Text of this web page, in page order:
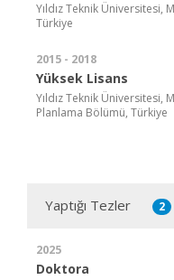
Yıldız Teknik Üniversitesi,
Türkiye
2015 - 2018
Yüksek Lisans
Yıldız Teknik Üniversitesi,
Planlama Bölümü, Türkiye
Yaptığı Tezler 2
2025
Doktora